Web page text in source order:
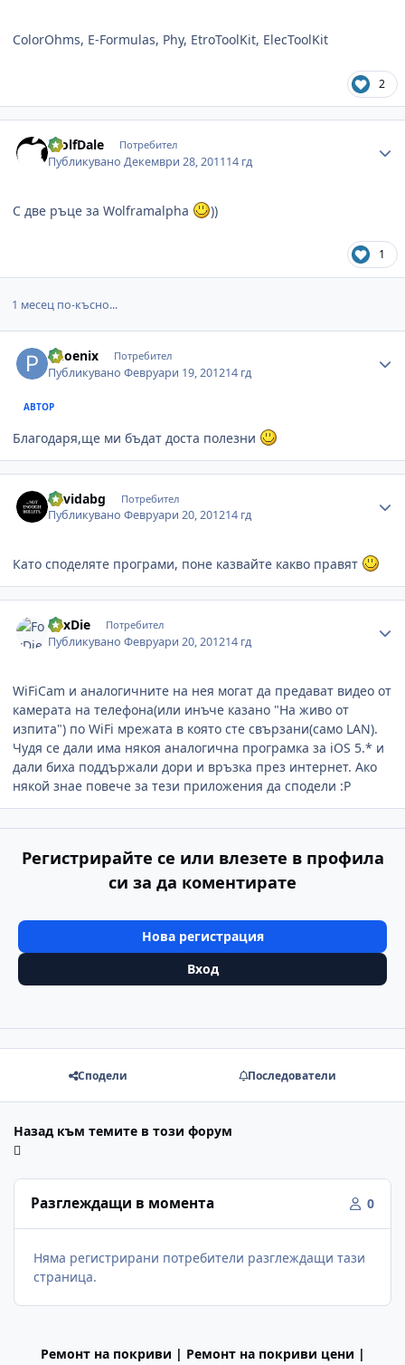
ColorOhms, E-Formulas, Phy, EtroToolKit, ElecToolKit
2
WolfDale Потребител
ПубликуваноДекември 28, 201114 гд
С две ръце за Wolframalpha ))
1
1 месец по-късно...
Phoenix Потребител
ПубликуваноФевруари 19, 201214 гд
АВТОР
Благодаря,ще ми бъдат доста полезни
davidabg Потребител
ПубликуваноФевруари 20, 201214 гд
Като споделяте програми, поне казвайте какво правят
FoxDie Потребител
ПубликуваноФевруари 20, 201214 гд
WiFiCam и аналогичните на нея могат да предават видео от
камерата на телефона(или инъче казано "На живо от
изпита") по WiFi мрежата в която сте свързани(само LAN).
Чудя се дали има някоя аналогична програмка за iOS 5.* и
дали биха поддържали дори и връзка през интернет. Ако
някой знае повече за тези приложения да сподели :Р
Регистрирайте се или влезете в профила
си за да коментирате
Нова регистрация
Вход
Сподели Последователи
Назад към темите в този форум
Разглеждащи в момента 0
Няма регистрирани потребители разглеждащи тази
страница.
Ремонт на покриви | Ремонт на покриви цени |